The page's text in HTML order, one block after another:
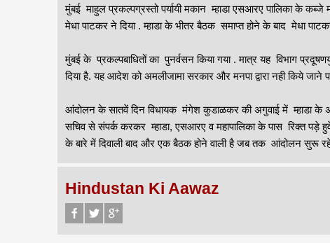
मुंबई माहुल प्रकल्पग्रस्तो पर्यायी मकान म्हाडा एसआरए पालिका के कब्जे
मेधा पाटकर ने दिया . म्हाडा के भीतर बैठक समाप्त होने के बाद मेधा
मुंबई के प्रकल्पबाधितों का पुनर्वसन किया गया . मात्र यह विभाग
दिया है. यह आदेश को अमलीजामा सरकार और मनपा द्वारा नही किये जाने
आंदोलन के सातवें दिन विधायक मंगेश कुडाळकर की अगुवाई में म्हाडा के
सचिव से संपर्क करकर म्हाडा, एसआरए व महापालिका के पास रिक्त पड़े
के बारे में दिवाली बाद और एक बैठक होने वाली है जब तक आंदोलन सुरू
Hindustan Ki Aawaz